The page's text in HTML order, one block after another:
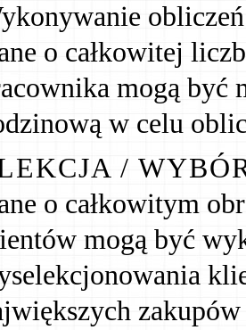
o całkowitej
mogą być
w celu
/
o całkowitym
mogą być